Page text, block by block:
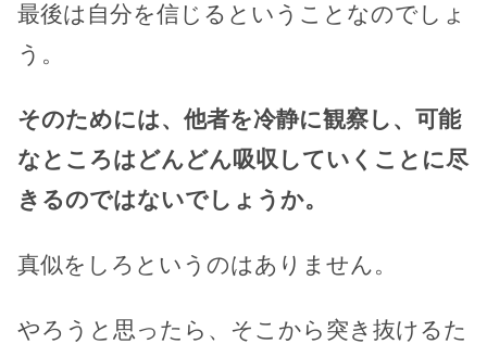
最後は自分を信じるということなのでしょ
う。
そのためには、他者を冷静に観察し、可能
なところはどんどん吸収していくことに尽
きるのではないでしょうか。
真似をしろというのはありません。
やろうと思ったら、そこから突き抜けるた